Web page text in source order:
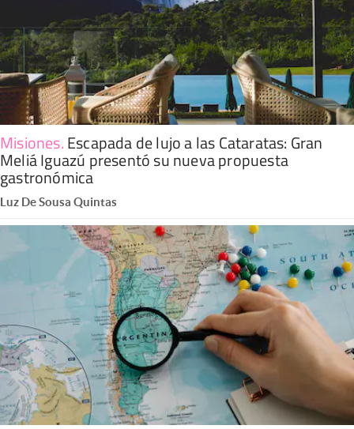
Misiones.Escapada de lujo a las Cataratas: Gran
Meliá Iguazú presentó su nueva propuesta
gastronómica
Luz De Sousa Quintas